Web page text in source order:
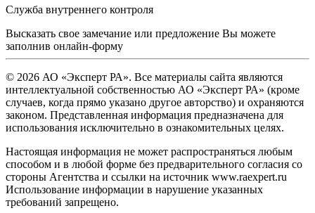
Служба внутреннего контроля
Высказать свое замечание или предложение Вы можете
заполнив онлайн-форму
© 2026 АО «Эксперт РА». Все материалы сайта являются
интеллектуальной собственностью АО «Эксперт РА» (кроме
случаев, когда прямо указано другое авторство) и охраняются
законом. Представленная информация предназначена для
использования исключительно в ознакомительных целях.
Настоящая информация не может распространяться любым
способом и в любой форме без предварительного согласия со
стороны Агентства и ссылки на источник www.raexpert.ru
Использование информации в нарушение указанных
требований запрещено.